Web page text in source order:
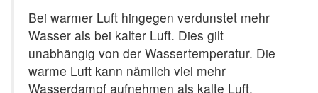
Bei warmer Luft hingegen verdunstet mehr
Wasser als bei kalter Luft. Dies gilt
unabhängig von der Wassertemperatur. Die
warme Luft kann nämlich viel mehr
Wasserdampf aufnehmen als kalte Luft.